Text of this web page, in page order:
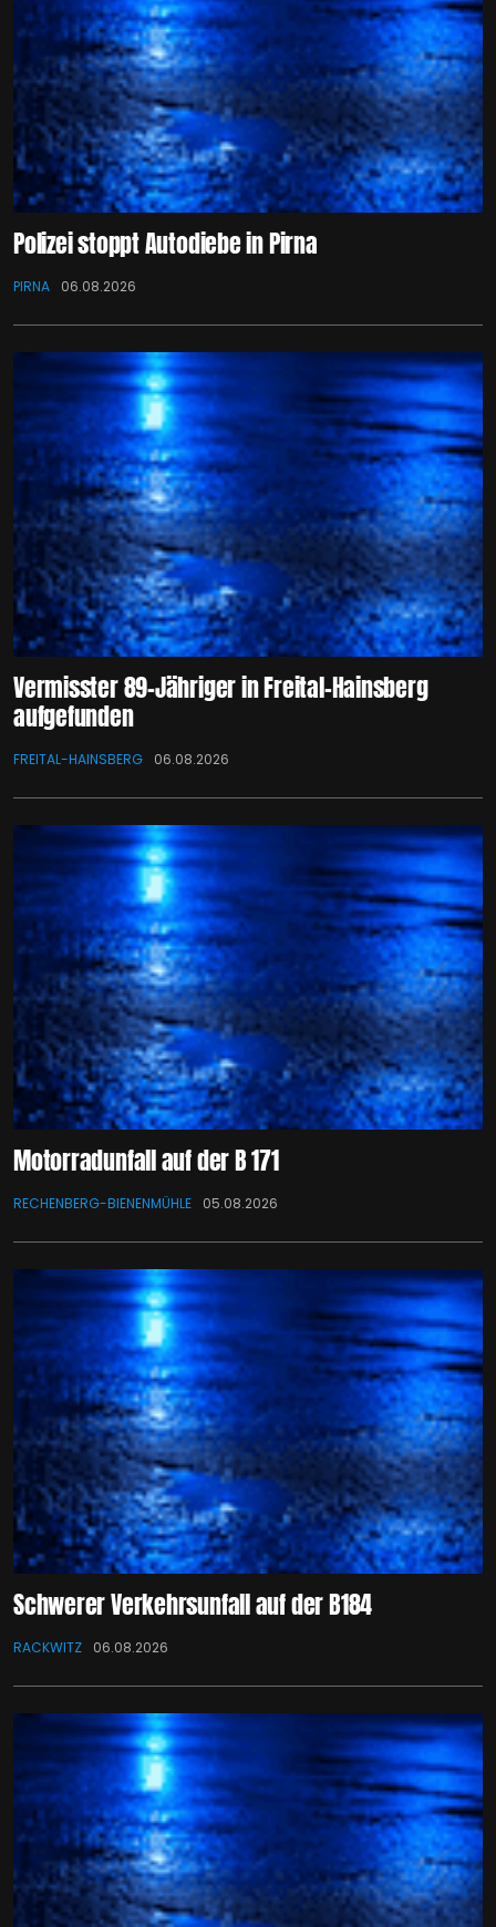
Polizei stoppt Autodiebe in Pirna
PIRNA 06.08.2026
Vermisster 89-Jähriger in Freital-Hainsberg
aufgefunden
FREITAL-HAINSBERG 06.08.2026
Motorradunfall auf der B 171
RECHENBERG-BIENENMÜHLE 05.08.2026
Schwerer Verkehrsunfall auf der B184
RACKWITZ 06.08.2026